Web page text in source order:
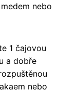
nebo
1 čajovou
a dobře
nebo